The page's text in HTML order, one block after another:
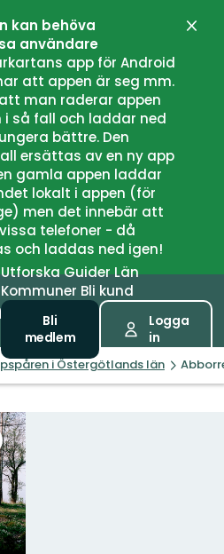
kan behöva
användare
app för Android
att appen är seg mm.
man raderar appen
så fall och laddar ned
bättre. Den
ersättas av en ny app
gamla appen laddar
lokalt i appen (för
men det innebär att
telefoner - då
och laddas ned igen!
UtforskaGuiderLän
Kommuner Bli kund
Bli
medlem
Logga
in
i Östergötlands län